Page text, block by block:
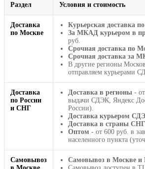
Раздел Условия и стоимость
Доставка
по Москве
Курьерская доставка
За МКАД курьером в
руб.
Срочная доставка по
Срочная доставка за
В другие регионы
отправляем курьерами
Доставка
по России
и СНГ
Доставка в регионы -
выдачи СДЭК, Яндекс
России).
Доставка курьером
Доставка в страны СНГ
Оптом - от 600 руб. в
населенного пункта
Самовывоз
Самовывоз в Москве